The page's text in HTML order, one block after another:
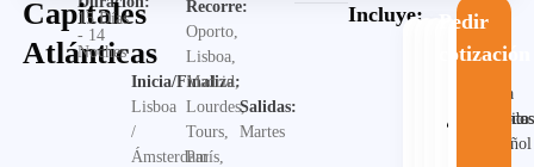
Capitales
Atlánticas
15 Días
- 14
Noches
Inicia/Finaliza:
Lisboa
/
Ámsterdam
Recorre:
Oporto,
Lisboa,
Madrid,
Lourdes,
Tours,
París,
Salidas:
Martes
Incluye:
Alojamiento
Desayuno
Traslados
Guia
español
Visitas
Pedir
cotización